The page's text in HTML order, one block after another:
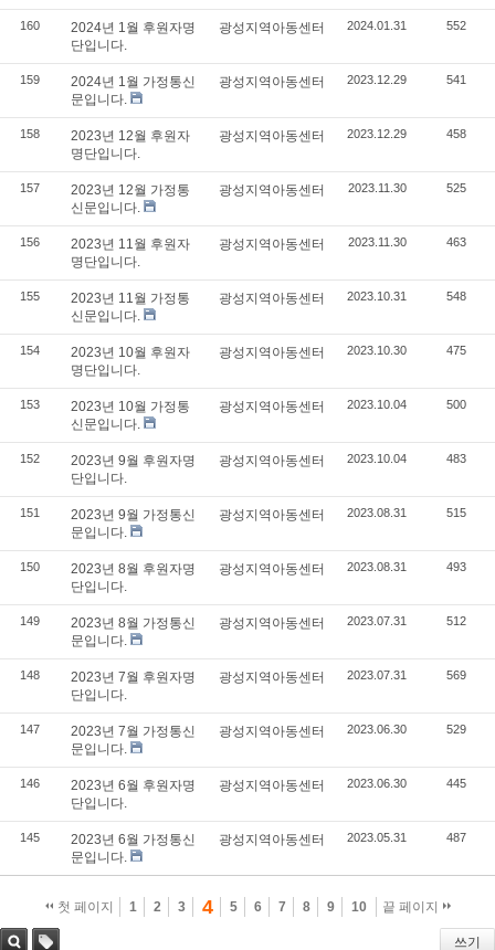
160
2024년 1월 후원자명
단입니다.
광성지역아동센터 2024.01.31 552
159
2024년 1월 가정통신
문입니다.
광성지역아동센터 2023.12.29 541
158
2023년 12월 후원자
명단입니다.
광성지역아동센터 2023.12.29 458
157
2023년 12월 가정통
신문입니다.
광성지역아동센터 2023.11.30 525
156
2023년 11월 후원자
명단입니다.
광성지역아동센터 2023.11.30 463
155
2023년 11월 가정통
신문입니다.
광성지역아동센터 2023.10.31 548
154
2023년 10월 후원자
명단입니다.
광성지역아동센터 2023.10.30 475
153
2023년 10월 가정통
신문입니다.
광성지역아동센터 2023.10.04 500
152
2023년 9월 후원자명
단입니다.
광성지역아동센터 2023.10.04 483
151
2023년 9월 가정통신
문입니다.
광성지역아동센터 2023.08.31 515
150
2023년 8월 후원자명
단입니다.
광성지역아동센터 2023.08.31 493
149
2023년 8월 가정통신
문입니다.
광성지역아동센터 2023.07.31 512
148
2023년 7월 후원자명
단입니다.
광성지역아동센터 2023.07.31 569
147
2023년 7월 가정통신
문입니다.
광성지역아동센터 2023.06.30 529
146
2023년 6월 후원자명
단입니다.
광성지역아동센터 2023.06.30 445
145
2023년 6월 가정통신
문입니다.
광성지역아동센터 2023.05.31 487
첫 페이지 1 2 3 4 5 6 7 8 9 10 끝 페이지
쓰기